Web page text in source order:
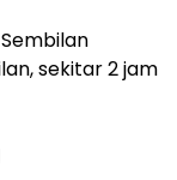
sekitar 2 jam